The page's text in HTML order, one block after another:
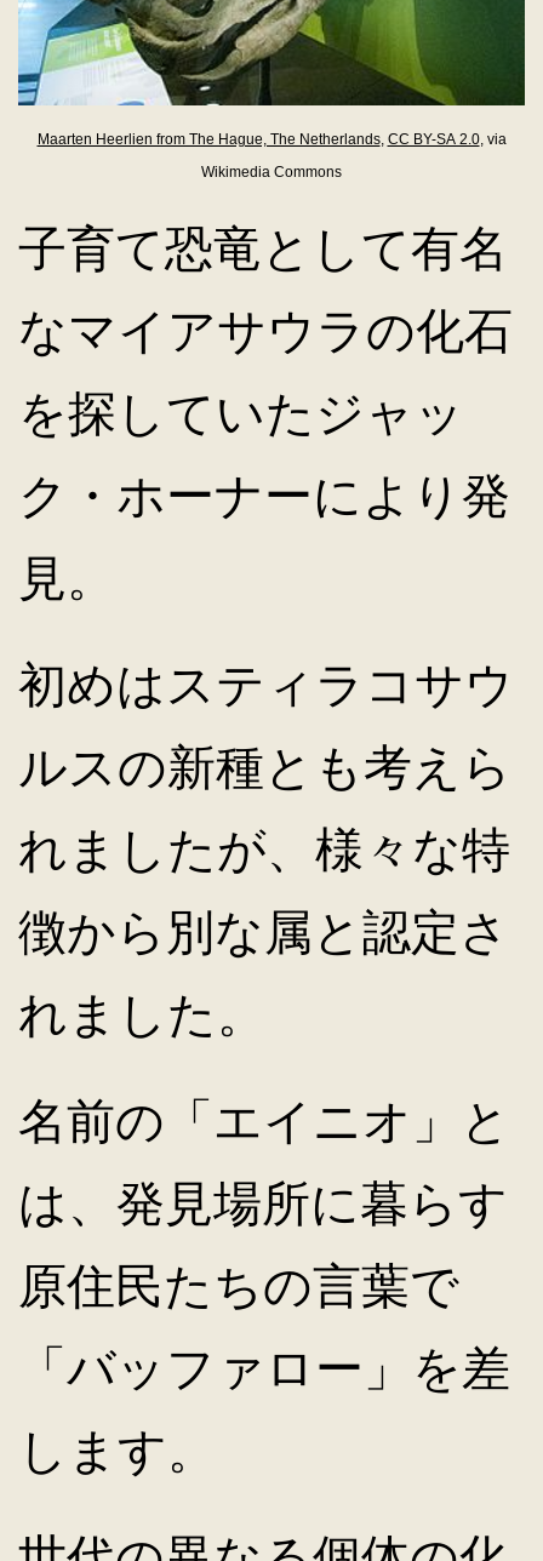
Maarten Heerlien from The Hague, The Netherlands, CC BY-SA 2.0, via
Wikimedia Commons
子育て恐竜として有名
なマイアサウラの化石
を探していたジャッ
ク・ホーナーにより発
見。
初めはスティラコサウ
ルスの新種とも考えら
れましたが、様々な特
徴から別な属と認定さ
れました。
名前の「エイニオ」と
は、発見場所に暮らす
原住民たちの言葉で
「バッファロー」を差
します。